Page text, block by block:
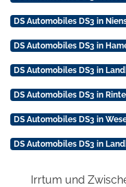
DS Automobiles DS3 in
DS Automobiles DS3 in
DS Automobiles DS3 in
DS Automobiles DS3 in
DS Automobiles DS3 in
DS Automobiles DS3 in
Irrtum und